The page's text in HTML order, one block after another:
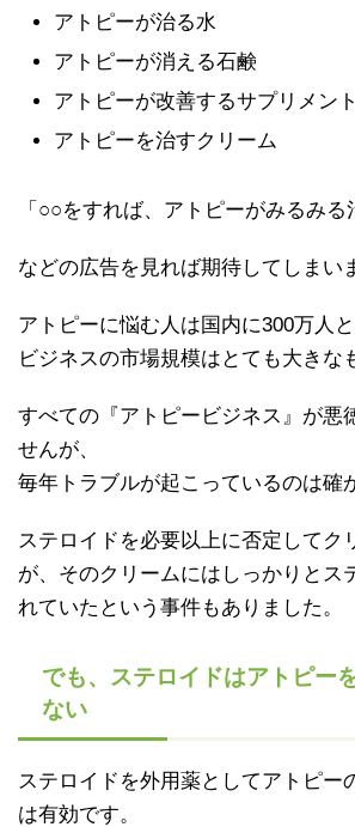
アトピーが治る水
アトピーが消える石鹸
アトピーが改善するサプリメント
アトピーを治すクリーム
「○○をすれば、アトピーがみるみる
などの広告を見れば期待してしまい
アトピーに悩む人は国内に300万人
ビジネスの市場規模はとても大きな
すべての『アトピービジネス』が悪
せんが、
毎年トラブルが起こっているのは確
ステロイドを必要以上に否定してク
が、そのクリームにはしっかりとス
れていたという事件もありました。
でも、ステロイドはアトピー
ない
ステロイドを外用薬としてアトピー
は有効です。